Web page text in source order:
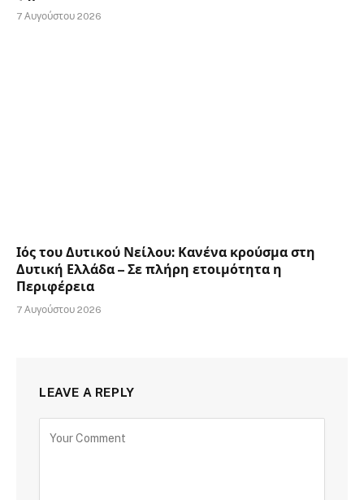
7 Αυγούστου 2026
Ιός του Δυτικού Νείλου: Κανένα κρούσμα στη
Δυτική Ελλάδα – Σε πλήρη ετοιμότητα η
Περιφέρεια
7 Αυγούστου 2026
LEAVE A REPLY